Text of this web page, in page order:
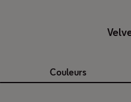
Couleurs